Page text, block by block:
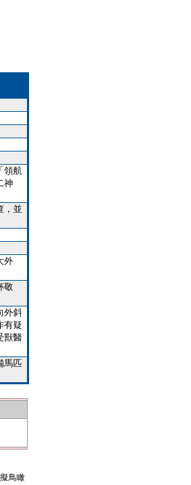
領航
神
，並
外
敬
外斜
有疑
獸醫
馬匹
鳥瞰